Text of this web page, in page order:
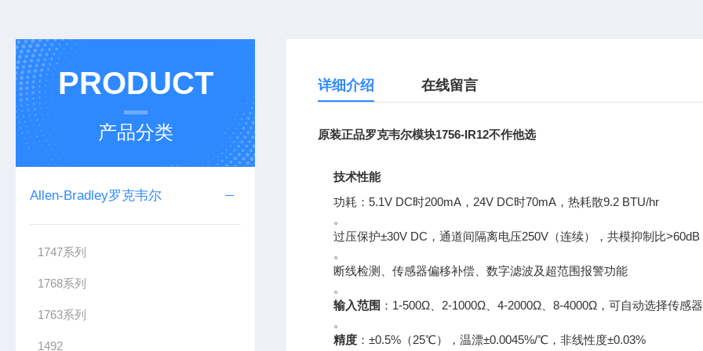
PRODUCT
产品分类
Allen-Bradley罗克韦尔
1747系列
1768系列
1763系列
1492
详细介绍 在线留言
原装正品罗克韦尔模块1756-IR12不作他选
技术性能
功耗：5.1V DC时200mA，24V DC时70mA，热耗散9.2 BTU/hr
。
过压保护±30V DC，通道间隔离电压250V（连续），共模抑制比>60dB
。
断线检测、传感器偏移补偿、数字滤波及超范围报警功能
。
输入范围 ：1-500Ω、2-1000Ω、4-2000Ω、8-4000Ω，可自动选择传感
。
精度 ：±0.5%（25℃），温漂±0.0045%/℃，非线性度±0.03%